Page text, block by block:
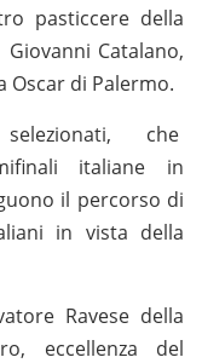
pasticcere della
Catalano,
Oscar di Palermo.
che
italiane in
il percorso di
in vista della
Ravese della
eccellenza del